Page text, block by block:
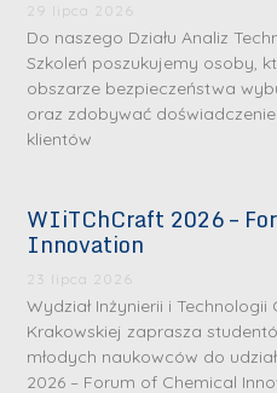
29 lipca 2026
Do naszego Działu Analiz
Szkoleń poszukujemy osoby,
obszarze bezpieczeństwa
oraz zdobywać
klientów
WIiTChCraft 2026 –
Innovation
23 lipca 2026
Wydział Inżynierii i
Krakowskiej zaprasza
młodych naukowców do
2026 – Forum of Chemical